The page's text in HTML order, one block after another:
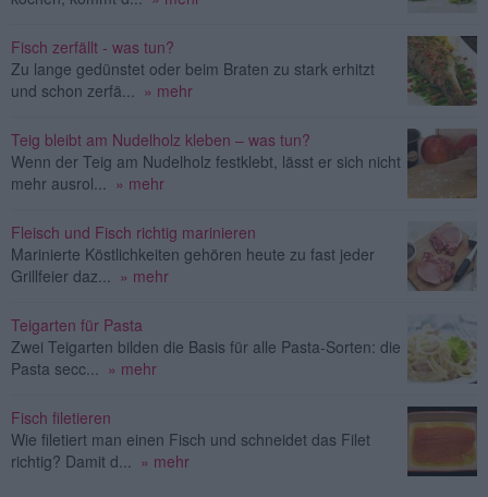
Fisch zerfällt - was tun?
Zu lange gedünstet oder beim Braten zu stark erhitzt
und schon zerfä...
» mehr
Teig bleibt am Nudelholz kleben – was tun?
Wenn der Teig am Nudelholz festklebt, lässt er sich nicht
mehr ausrol...
» mehr
Fleisch und Fisch richtig marinieren
Marinierte Köstlichkeiten gehören heute zu fast jeder
Grillfeier daz...
» mehr
Teigarten für Pasta
Zwei Teigarten bilden die Basis für alle Pasta-Sorten: die
Pasta secc...
» mehr
Fisch filetieren
Wie filetiert man einen Fisch und schneidet das Filet
richtig? Damit d...
» mehr